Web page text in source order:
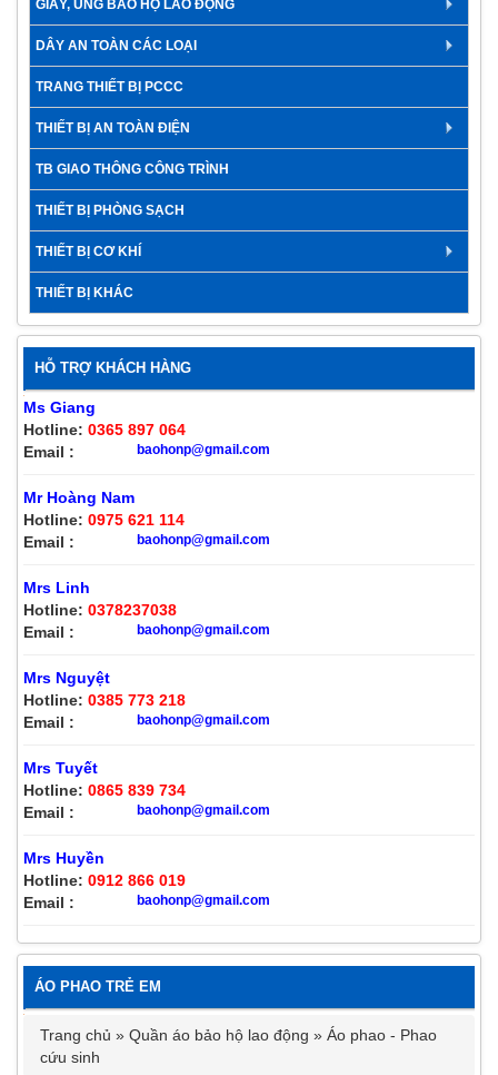
GIÀY, ỦNG BẢO HỘ LAO ĐỘNG
DÂY AN TOÀN CÁC LOẠI
TRANG THIẾT BỊ PCCC
THIẾT BỊ AN TOÀN ĐIỆN
TB GIAO THÔNG CÔNG TRÌNH
THIẾT BỊ PHÒNG SẠCH
THIẾT BỊ CƠ KHÍ
THIẾT BỊ KHÁC
HỖ TRỢ KHÁCH HÀNG
Ms Giang
Hotline: 0365 897 064
Email :
baohonp@gmail.com
Mr Hoàng Nam
Hotline: 0975 621 114
Email :
baohonp@gmail.com
Mrs Linh
Hotline: 0378237038
Email :
baohonp@gmail.com
Mrs Nguyệt
Hotline: 0385 773 218
Email :
baohonp@gmail.com
Mrs Tuyết
Hotline: 0865 839 734
Email :
baohonp@gmail.com
Mrs Huyền
Hotline: 0912 866 019
Email :
baohonp@gmail.com
ÁO PHAO TRẺ EM
Trang chủ » Quần áo bảo hộ lao động » Áo phao - Phao
cứu sinh